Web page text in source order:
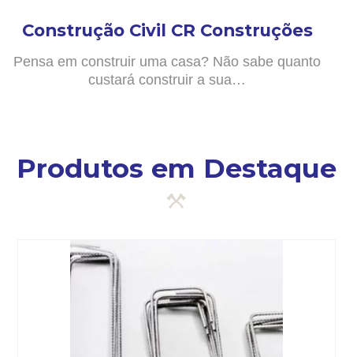
Construção Civil CR Construções
Pensa em construir uma casa? Não sabe quanto
custará construir a sua…
Produtos em Destaque